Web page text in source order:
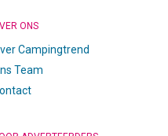
ONS
Campingtrend
Team